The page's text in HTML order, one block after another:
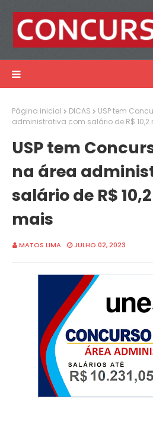
Página inicial DICAS
USP tem
administrativa com salário de R$ 10,2
USP tem
na área
salário de R$
mais
MATOS LIMA JULHO 02, 2023